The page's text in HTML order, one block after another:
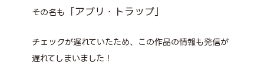
その名も 「アプリ・トラップ」
チェックが遅れていたため、この作品の情報も発信が
遅れてしまいました！